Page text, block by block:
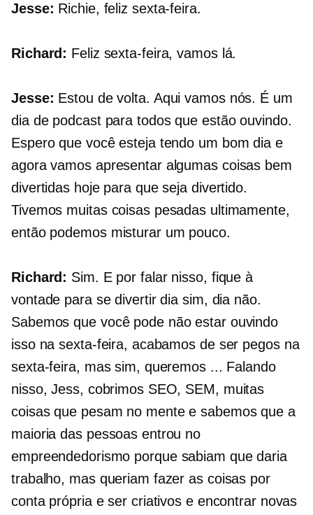
Jesse: Richie, feliz sexta-feira.
Richard: Feliz sexta-feira, vamos lá.
Jesse: Estou de volta. Aqui vamos nós. É um
dia de podcast para todos que estão ouvindo.
Espero que você esteja tendo um bom dia e
agora vamos apresentar algumas coisas bem
divertidas hoje para que seja divertido.
Tivemos muitas coisas pesadas ultimamente,
então podemos misturar um pouco.
Richard: Sim. E por falar nisso, fique à
vontade para se divertir dia sim, dia não.
Sabemos que você pode não estar ouvindo
isso na sexta-feira, acabamos de ser pegos na
sexta-feira, mas sim, queremos ... Falando
nisso, Jess, cobrimos SEO, SEM, muitas
coisas que pesam no mente e sabemos que a
maioria das pessoas entrou no
empreendedorismo porque sabiam que daria
trabalho, mas queriam fazer as coisas por
conta própria e ser criativos e encontrar novas